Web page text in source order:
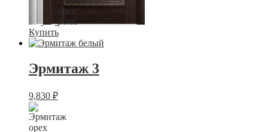
Купить
Эрмитаж 3
9,830 ₽